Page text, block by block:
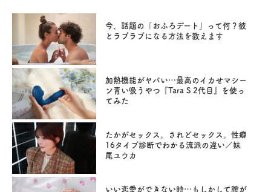
今、話題の「おふろデート」って何？彼
とラブラブになる方法を教えます
加熱機能がヤバい…最高のイカせマシー
ン青い吸うやつ『Tara S 2代目』を使っ
てみた
たかがセックス。されどセックス。性癖
16タイプ診断でわかる流派の違い／妹
尾ユウカ
いい恋愛ができない時…もしかして膣が